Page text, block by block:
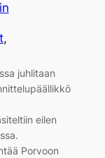
juhlitaan
eilen
Porvoon